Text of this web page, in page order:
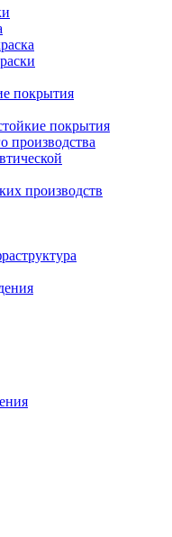
покрытия
покрытия
производства
производств